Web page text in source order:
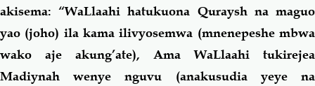
akisema: “WaLlaahi hatukuona Quraysh na maguo
yao (joho) ila kama ilivyosemwa (mnenepeshe mbwa
wako aje akung’ate), Ama WaLlaahi tukirejea
Madiynah wenye nguvu (anakusudia yeye na